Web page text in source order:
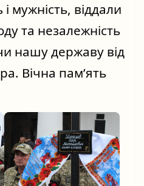
мужність, віддали
та незалежність
нашу державу від
Вічна пам’ять